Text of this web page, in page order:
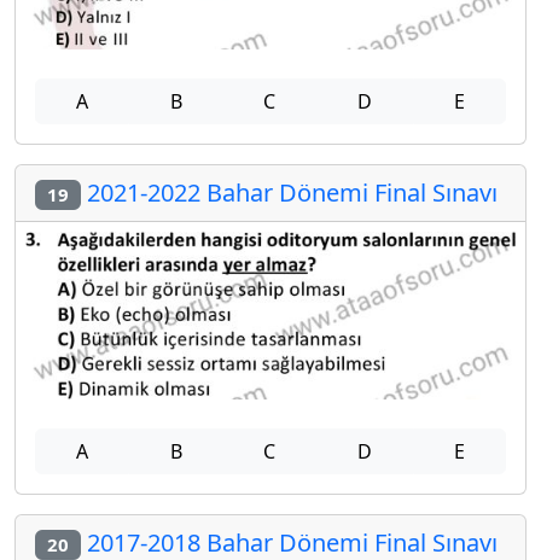
A B C D E
19 2021-2022 Bahar Dönemi Final Sınavı
A B C D E
20 2017-2018 Bahar Dönemi Final Sınavı